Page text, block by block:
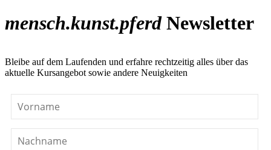
mensch.kunst.pferdNewsletter
Bleibe auf dem Laufenden und erfahre rechtzeitig alles über das
aktuelle Kursangebot sowie andere Neuigkeiten